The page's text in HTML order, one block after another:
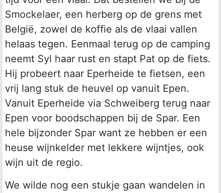
Smockelaer, een herberg op de grens met
België, zowel de koffie als de vlaai vallen
helaas tegen. Eenmaal terug op de camping
neemt Syl haar rust en stapt Pat op de fiets.
Hij probeert naar Eperheide te fietsen, een
vrij lang stuk de heuvel op vanuit Epen.
Vanuit Eperheide via Schweiberg terug naar
Epen voor boodschappen bij de Spar. Een
hele bijzonder Spar want ze hebben er een
heuse wijnkelder met lekkere wijntjes, ook
wijn uit de regio.
We wilde nog een stukje gaan wandelen in